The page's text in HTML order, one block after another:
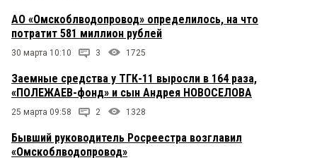
АО «Омскоблводопровод» определилось, на что
потратит 581 миллион рублей
30 марта 10:10 3 1725
Заемные средства у ТГК-11 выросли в 164 раза,
«ПОЛЕЖАЕВ-фонд» и сын Андрея НОВОСЕЛОВА
25 марта 09:58 2 1328
Бывший руководитель Росреестра возглавил
«Омскоблводопровод»